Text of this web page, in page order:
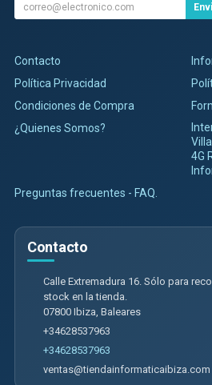
Contacto
Política Privacidad
Condiciones de Compra
¿Quienes Somos?
4G
Preguntas frecuentes - FAQ.
Contacto
Calle Extremadura 16. Sólo para
stock en la tienda.
07800 Ibiza Baleares
+34628537963
+34628537963
ventas@tiendainformaticaibiza.com